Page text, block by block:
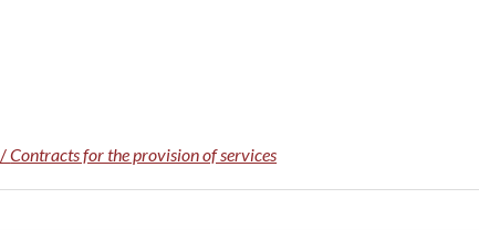
/Contracts for the provision of services